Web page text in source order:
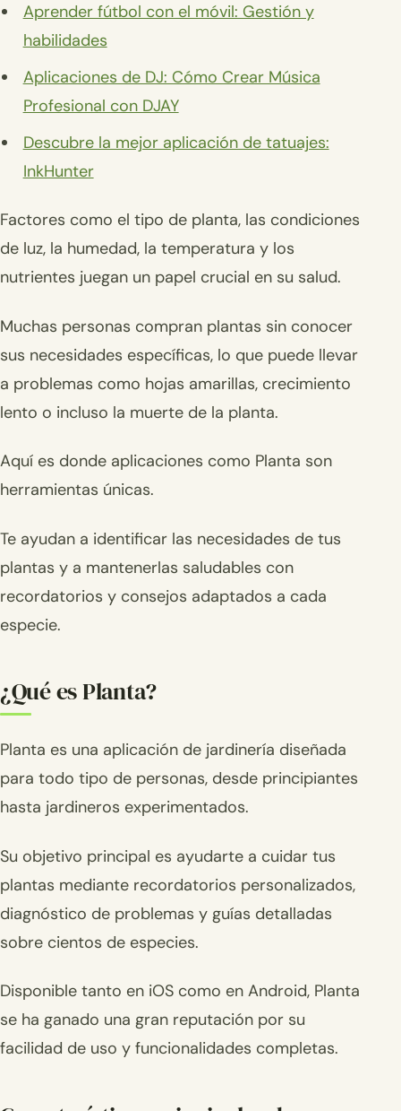
Aprender fútbol con el móvil: Gestión y
habilidades
Aplicaciones de DJ: Cómo Crear Música
Profesional con DJAY
Descubre la mejor aplicación de tatuajes:
InkHunter
Factores como el tipo de planta, las condiciones
de luz, la humedad, la temperatura y los
nutrientes juegan un papel crucial en su salud.
Muchas personas compran plantas sin conocer
sus necesidades específicas, lo que puede llevar
a problemas como hojas amarillas, crecimiento
lento o incluso la muerte de la planta.
Aquí es donde aplicaciones como Planta son
herramientas únicas.
Te ayudan a identificar las necesidades de tus
plantas y a mantenerlas saludables con
recordatorios y consejos adaptados a cada
especie.
¿Qué es Planta?
Planta es una aplicación de jardinería diseñada
para todo tipo de personas, desde principiantes
hasta jardineros experimentados.
Su objetivo principal es ayudarte a cuidar tus
plantas mediante recordatorios personalizados,
diagnóstico de problemas y guías detalladas
sobre cientos de especies.
Disponible tanto en iOS como en Android, Planta
se ha ganado una gran reputación por su
facilidad de uso y funcionalidades completas.